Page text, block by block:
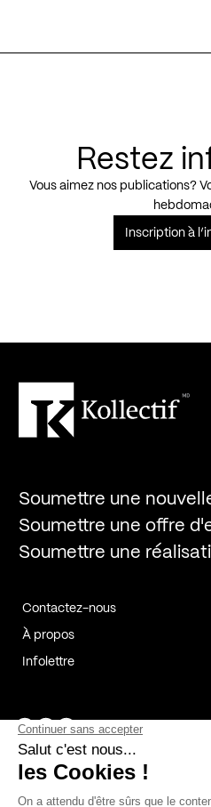
Restez
Vous aimez nos publications?
Inscription à
Soumettre une
Soumettre une offre
Soumettre une
Contactez-nous
À propos
Infolettre
Page Facebook de Kollectif
Page Instagram de
Page Linkedin de